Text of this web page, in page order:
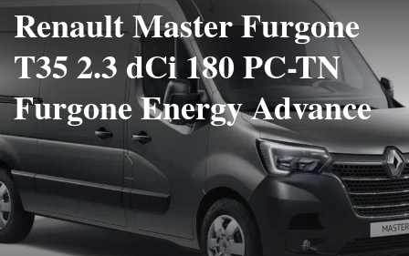
Renault Master Furgone
T35 2.3 dCi 180 PC-TN
Furgone Energy Advance